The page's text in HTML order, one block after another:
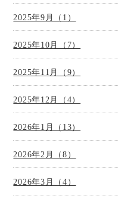
2025年9月（1）
2025年10月（7）
2025年11月（9）
2025年12月（4）
2026年1月（13）
2026年2月（8）
2026年3月（4）